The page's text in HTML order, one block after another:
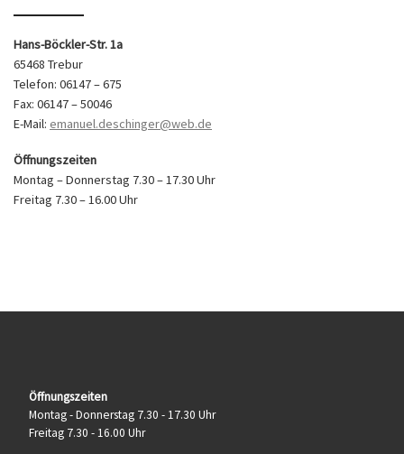
Hans-Böckler-Str. 1a
65468 Trebur
Telefon: 06147 – 675
Fax: 06147 – 50046
E-Mail: emanuel.deschinger@web.de
Öffnungszeiten
Montag – Donnerstag 7.30 – 17.30 Uhr
Freitag 7.30 – 16.00 Uhr
Öffnungszeiten
Montag - Donnerstag 7.30 - 17.30 Uhr
Freitag 7.30 - 16.00 Uhr